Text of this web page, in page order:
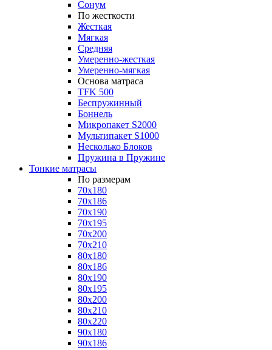
Сонум
По жесткости
Жесткая
Мягкая
Средняя
Умеренно-жесткая
Умеренно-мягкая
Основа матраса
TFK 500
Беспружинный
Боннель
Микропакет S2000
Мультипакет S1000
Несколько Блоков
Пружина в Пружине
Тонкие матрасы
По размерам
70x180
70x186
70x190
70x195
70x200
70x210
80x180
80x186
80x190
80x195
80x200
80x210
80x220
90x180
90x186